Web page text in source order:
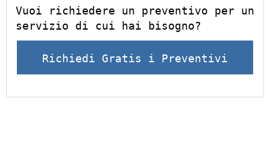
Vuoi richiedere un preventivo per un
servizio di cui hai bisogno?
Richiedi Gratis i Preventivi